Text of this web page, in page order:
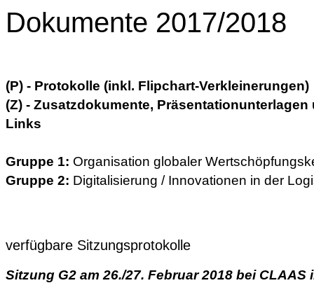
Dokumente 2017/2018
(P) - Protokolle (inkl. Flipchart-Verkleinerungen)
(Z) - Zusatzdokumente,
Links
Gruppe 1: Organisation globaler
Gruppe 2: Digitalisierung / Innovationen in der
verfügbare Sitzungsprotokolle
Sitzung G2 am 26./27. Februar 2018 bei CLAAS